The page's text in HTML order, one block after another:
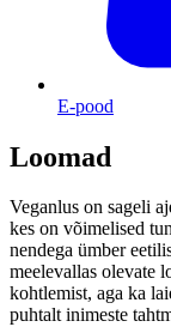
E-pood
Loomad
Veganlus on sageli
kes on võimelised
nendega ümber
meelevallas olevate
kohtlemist, aga ka
puhtalt inimeste